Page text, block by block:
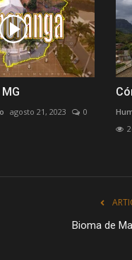
agosto 21, 2023
0
Bioma de